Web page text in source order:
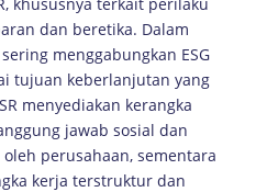
dan beretika. Dalam
menggabungkan ESG
tujuan keberlanjutan yang
menyediakan kerangka
jawab sosial dan
perusahaan, sementara
kerja terstruktur dan